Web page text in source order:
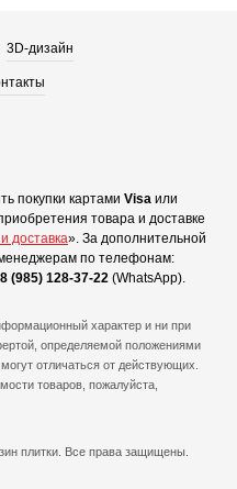
3D-дизайн
покупки картами Visa или
товара и доставке
доставка». За дополнительной
по телефонам:
8 (985) 128-37-22 (WhatsApp).
характер и ни при
определяемой положениями
отличаться от действующих.
товаров, пожалуйста,
плитки. Все права защищены.